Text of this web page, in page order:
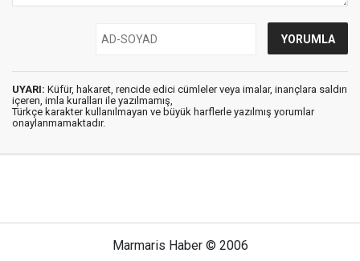
UYARI: Küfür, hakaret, rencide edici cümleler veya imalar, inançlara saldırı
içeren, imla kuralları ile yazılmamış,
Türkçe karakter kullanılmayan ve büyük harflerle yazılmış yorumlar
onaylanmamaktadır.
Marmaris Haber © 2006